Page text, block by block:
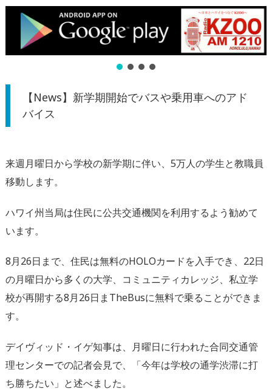
【News】新学期開始でバスや乗用車へのアド
バイス
来週月曜日から学校の新学期に伴い、5万人の学生と教職員
移動します。
ハワイ州当局は住民に公共交通機関を利用するよう勧めて
います。
8月26日まで、住民は無料のHOLOカードを入手でき、22日
の月曜日から多くの大学、コミュニティカレッジ、私立学
校が再開する8月26日まTheBusに無料で乗ることができま
す。
デイヴィッド・イゲ知事は、月曜日に行われた合同交通管
理センターでの記者会見で、「今年は学校の通学渋滞に打
ち勝ちたい」と述べました。